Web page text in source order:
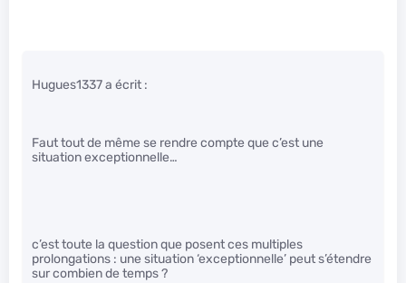
Hugues1337 a écrit :
Faut tout de même se rendre compte que c’est une
situation exceptionnelle…
c’est toute la question que posent ces multiples
prolongations : une situation ‘exceptionnelle’ peut s’étendre
sur combien de temps ?